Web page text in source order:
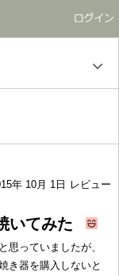
年 10月 1日 レビュー
いてみた
思っていましたが、
き器を購入しないと